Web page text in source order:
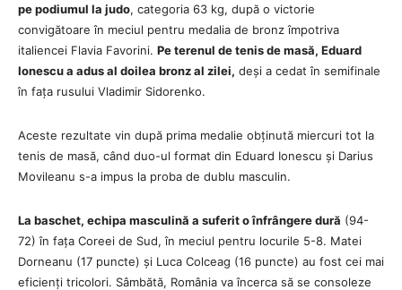
pe podiumul la judo, categoria 63 kg, după o victorie
convigătoare în meciul pentru medalia de bronz împotriva
italiencei Flavia Favorini. Pe terenul de tenis de masă, Eduard
Ionescu a adus al doilea bronz al zilei, deși a cedat în semifinale
în fața rusului Vladimir Sidorenko.
Aceste rezultate vin după prima medalie obținută miercuri tot la
tenis de masă, când duo-ul format din Eduard Ionescu și Darius
Movileanu s-a impus la proba de dublu masculin.
La baschet, echipa masculină a suferit o înfrângere dură (94-
72) în fața Coreei de Sud, în meciul pentru locurile 5-8. Matei
Dorneanu (17 puncte) și Luca Colceag (16 puncte) au fost cei mai
eficienți tricolori. Sâmbătă, România va încerca să se consoleze